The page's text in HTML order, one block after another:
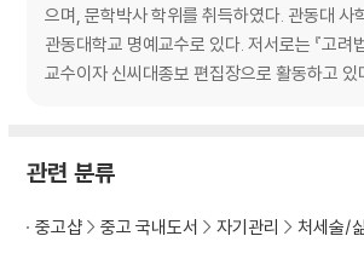
인내야말로 모든 일처리의 바탕이다
03. 인재 발탁과 기용의 지혜
자기 장점에 다른 사람의 장점을 접목한다
조조, 남의 버림을 받기 전에 내가 먼저 버린다
으며, 문학박사 학위를 취득하였다. 관동대
관동대학교 명예교수로 있다. 저서로는 『고려
교수이자 신씨대종보 편집장으로 활동하고 있
관련 분류
중고샵 중고 국내도서 자기관리 처세술/